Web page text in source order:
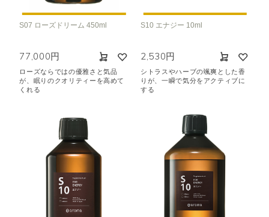
S07 ローズドリーム 450ml
77,000円
ローズならではの優雅さと気品
が、眠りのクオリティーを高めて
くれる
S10 エナジー 10ml
2,530円
シトラスやハーブの颯爽とした香
りが、一瞬で気分をアクティブに
する